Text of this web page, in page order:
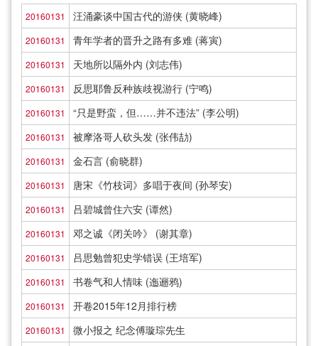
20160131 汪涌豪谈中国古代的游侠 (黄晓峰)
20160131 青年学者的晋升之路有多难 (蒋寅)
20160131 天地所以隔外内 (刘志伟)
20160131 反思耶鲁反种族歧视游行 (宁鸣)
20160131 “只是野蛮，但……并不违法” (李公明)
20160131 被摩洛哥人砍头发 (张伟劼)
20160131 金石言 (俞晓群)
20160131 唐宋《竹枝词》多唱于夜间 (孙琴安)
20160131 吕碧城曾住六安 (谭然)
20160131 邓之诚《闭关吟》 (谢其章)
20160131 吕思勉曾犯史学错误 (王培军)
20160131 书卷气和人情味 (迤逦鸦)
20160131 开卷2015年12月排行榜
20160131 微小报之 纪念傅璇琮先生